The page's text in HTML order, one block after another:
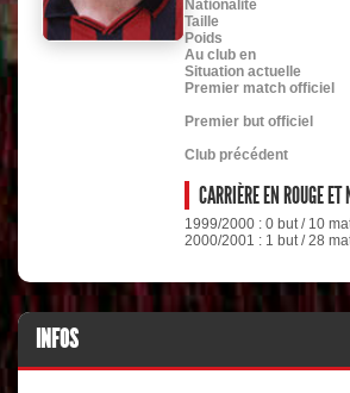
Nationalité
Taille
Poids
Au club en
Situation actuelle
Premier match officiel
Premier but officiel
Club précédent
CARRIÈRE EN ROUGE ET
1999/2000 : 0 but / 10
2000/2001 : 1 but / 28
INFOS